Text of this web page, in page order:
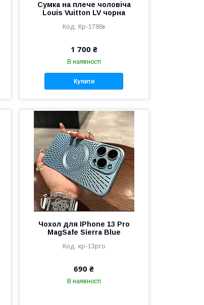
Сумка на плече чоловіча
Louis Vuitton LV чорна
Кр-1788к
1 700 ₴
В наявності
Купити
Чохол для IPhone 13 Pro
MagSafe Sierra Blue
кр-13pго
690 ₴
В наявності